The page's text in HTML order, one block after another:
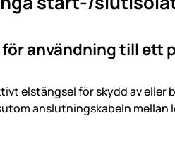
användning till ett
elstängsel för skydd av eller
anslutningskabeln mellan